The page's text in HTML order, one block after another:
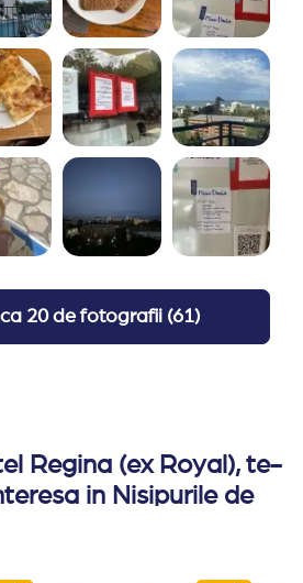
20 de fotografii (61)
Regina (ex Royal), te-
in Nisipurile de